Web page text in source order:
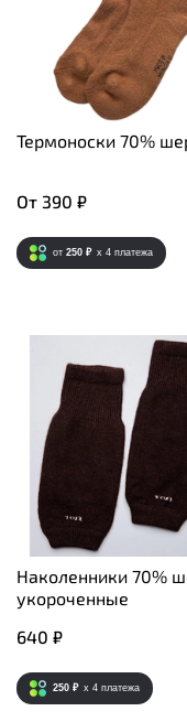
Термоноски 70%
От 390 ₽
от 250 ₽ x 4 платежа
Наколенники 70%
укороченные
640 ₽
250 ₽ x 4 платежа